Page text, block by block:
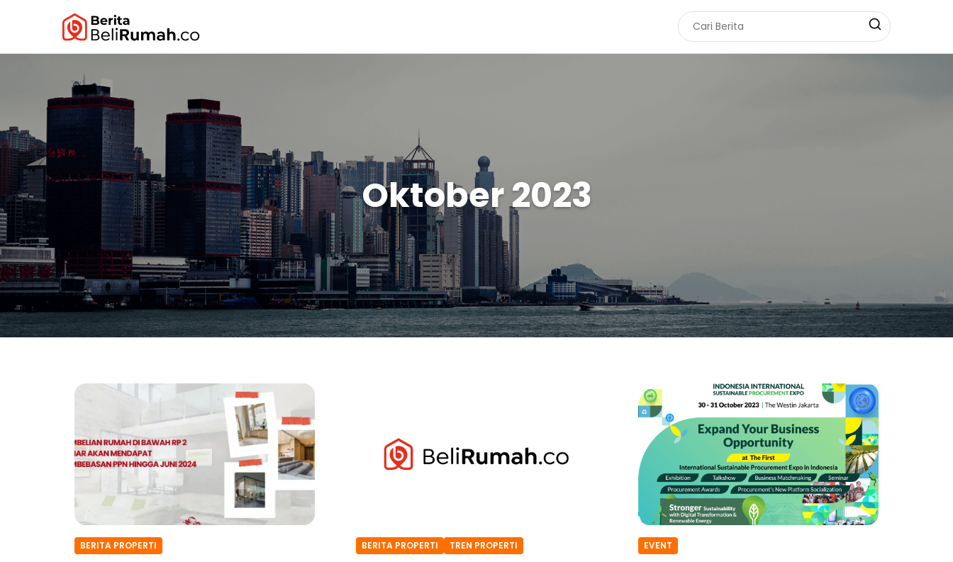
Oktober 2023
BERITA PROPERTI BERITA PROPERTI TREN PROPERTI EVENT